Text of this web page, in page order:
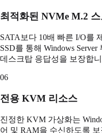
최적화된 NVMe M.2 스
SATA보다 10배 빠른 I/O를
SSD를 통해 Windows
데스크탑 응답성을 보장합
06
전용 KVM 리소스
진정한 KVM 가상화는
어 및 RAM을 수신하도록